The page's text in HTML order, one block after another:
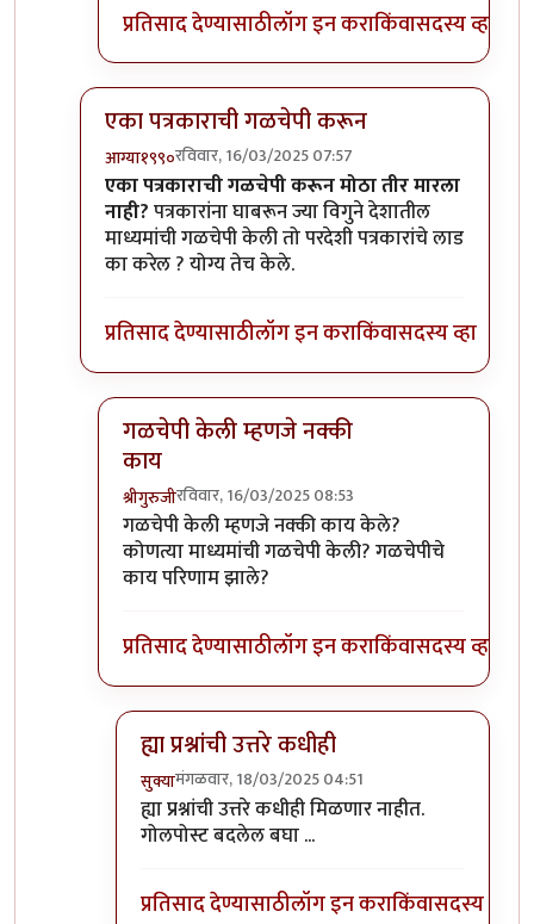
प्रतिसाद देण्यासाठीलॉग इन कराकिंवासदस्य व्हा
एका पत्रकाराची गळचेपी करून
आग्या१९९०रविवार, 16/03/2025 07:57
In reply toअमेरिकन पत्रकाराचे भारतातीलbyअमरेंद्र
एका पत्रकाराची गळचेपी करून मोठा तीर मारला
नाही?पत्रकारांना घाबरून ज्या विगुने देशातील
माध्यमांची गळचेपी केली तो परदेशी पत्रकारांचे लाड
का करेल ? योग्य तेच केले.
प्रतिसाद देण्यासाठीलॉग इन कराकिंवासदस्य व्हा
गळचेपी केली म्हणजे नक्की
काय
श्रीगुरुजीरविवार, 16/03/2025 08:53
In reply toएका पत्रकाराची गळचेपी करून
गळचेपी केली म्हणजे नक्की काय केले?
कोणत्या माध्यमांची गळचेपी केली? गळचेपीचे
काय परिणाम झाले?
प्रतिसाद देण्यासाठीलॉग इन कराकिंवासदस्य व्हा
ह्या प्रश्नांची उत्तरे कधीही
सुक्यामंगळवार, 18/03/2025 04:51
In reply toगळचेपी केली म्हणजे नक्की काय
ह्या प्रश्नांची उत्तरे कधीही मिळणार नाहीत.
गोलपोस्ट बदलेल बघा ...
प्रतिसाद देण्यासाठीलॉग इन कराकिंवासदस्य व्हा